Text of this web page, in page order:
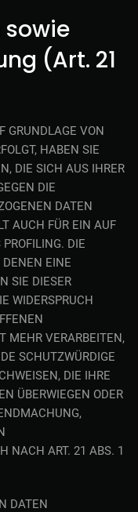
sowie
(Art. 21
GRUNDLAGE VON
HABEN SIE
DIE SICH AUS IHRER
DIE
DATEN
AUCH FÜR EIN AUF
DIE
DENEN EINE
SIE DIESER
WIDERSPRUCH
MEHR VERARBEITEN,
SCHUTZWÜRDIGE
DIE IHRE
ÜBERWIEGEN ODER
NACH ART. 21 ABS. 1
DATEN